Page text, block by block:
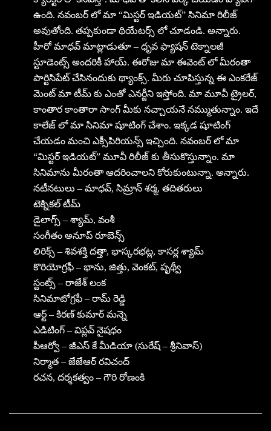
ఉంది. నవంబర్ లో మా “మిస్టర్ ఇడియ‌ట్‌” సినిమా రిలీజ్
అవుతోంది. తప్పకుండా థియేటర్స్ లో చూడండి. అన్నారు.
హీరో మాధవ్ మాట్లాడుతూ – ధృవ ఫ్యాషన్ టెక్నాలజీ
స్టూడెంట్స్ అందరికీ హాయ్. ఈరోజు మా ఈవెంట్ లో మీరంతా
పార్టిసిపేట్ చేసినందుకు థ్యాంక్స్. మీరు చూపిస్తున్న ఈ ఎంకరేజ్
మెంట్ మా టీమ్ కు ఎంతో ఎనర్జీని ఇస్తోంది. మా మూవీ ట్రైలర్,
కాంతార కాంతారా సాంగ్ మీకు నచ్చాయనే నమ్ముతున్నాం. ఇదే
కాలేజ్ లో మా సినిమా షూటింగ్ చేశాం. ఇక్కడ షూటింగ్
చేయడం మంచి ఎక్సీపిరియన్స్ ఇచ్చింది. నవంబర్ లో మా
“మిస్టర్ ఇడియ‌ట్‌” మూవీ రిలీజ్ కు తీసుకొస్తున్నాం. మా
సినిమాను మీరంతా ఆదరించాలని కోరుకుంటున్నా. అన్నారు.
నటీనటులు – మాధ‌వ్‌, సిమ్రాన్ శ‌ర్మ‌, తదితరులు
టెక్నికల్ టీమ్
డైలాగ్స్ – శ్యామ్, వంశీ
సంగీతం అనూప్ రూబెన్స్
లిరిక్స్ – శివశక్తి దత్తా, భాస్కరభట్ల, కాసర్ల శ్యామ్
కొరియోగ్రఫీ – భాను, జిత్తు, వెంకట్, పృథ్వీ
స్టంట్స్ – రాజేశ్ లంక
సినిమాటోగ్రఫీ – రామ్ రెడ్డి
ఆర్ట్ – కిరణ్ కుమార్ మన్నె
ఎడిటింగ్ – విప్లవ్ నైషధం
పీఆర్వో – జీఎస్ కే మీడియా (సురేష్ – శ్రీనివాస్)
నిర్మాత – జేజేఆర్ రవిచంద్
రచన, దర్శకత్వం – గౌరి రోణంకి